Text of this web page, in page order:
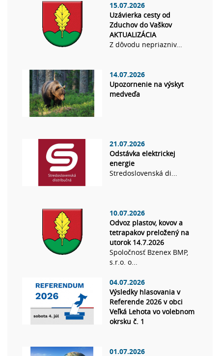
15.07.2026
Uzávierka cesty od
Zduchov do Vaškov
AKTUALIZÁCIA
Z dôvodu nepriazniv...
14.07.2026
Upozornenie na výskyt
medveďa
21.07.2026
Odstávka elektrickej
energie
Stredoslovenská di...
10.07.2026
Odvoz plastov, kovov a
tetrapakov preložený na
utorok 14.7.2026
Spoločnosť Bzenex BMP,
s.r.o. o...
04.07.2026
Výsledky hlasovania v
Referende 2026 v obci
Veľká Lehota vo volebnom
okrsku č. 1
01.07.2026